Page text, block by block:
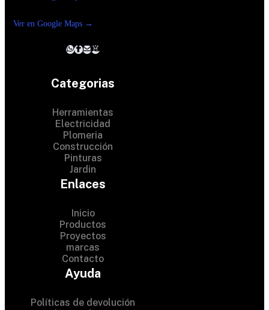
Ver en Google Maps →
Categorias
Herramientas
Electricidad
Plomeria
Construcción
Pinturas
Jardin
Enlaces
Inicio
Productos
Proyectos
marcas
Contacto
Ayuda
Políticas de devolución